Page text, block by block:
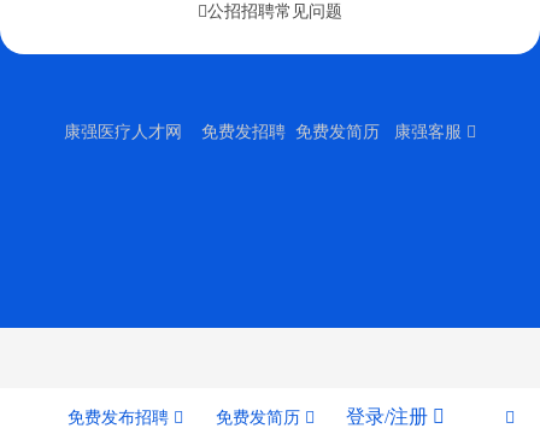
公招招聘常见问题
康强医疗人才网 免费发招聘 免费发简历 康强客服 
免费发布招聘  免费发简历  登录/注册  